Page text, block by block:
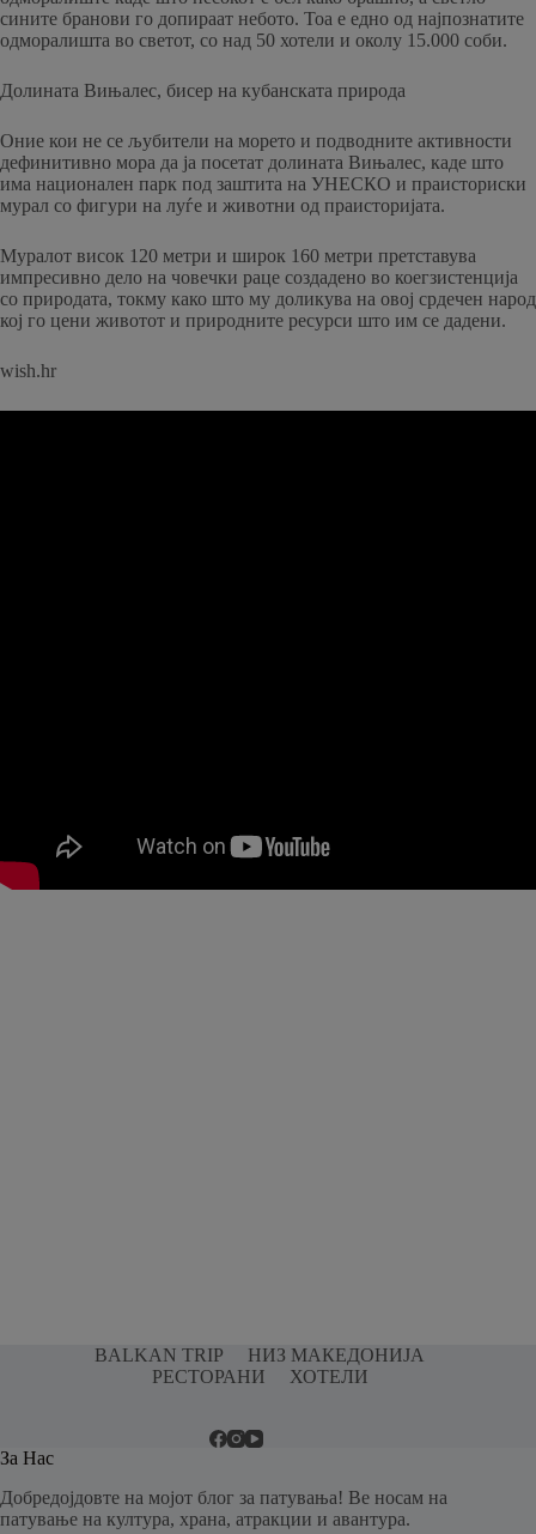
сините бранови го допираат небото. Тоа е едно од најпознатите
одморалишта во светот, со над 50 хотели и околу 15.000 соби.
Долината Вињалес, бисер на кубанската природа
Оние кои не се љубители на морето и подводните активности
дефинитивно мора да ја посетат долината Вињалес, каде што
има национален парк под заштита на УНЕСКО и праисториски
мурал со фигури на луѓе и животни од праисторијата.
Муралот висок 120 метри и широк 160 метри претставува
импресивно дело на човечки раце создадено во коегзистенција
со природата, токму како што му доликува на овој срдечен народ
кој го цени животот и природните ресурси што им се дадени.
wish.hr
BALKAN TRIP
НИЗ МАКЕДОНИЈА
РЕСТОРАНИ
ХОТЕЛИ
За Нас
Добредојдовте на мојот блог за патувања! Ве носам на
патување на култура, храна, атракции и авантура.